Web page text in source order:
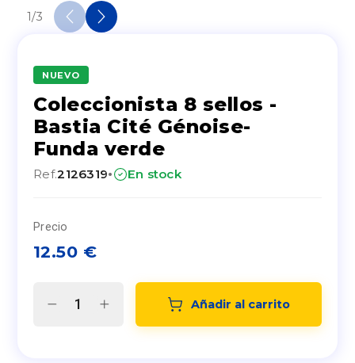
1/3
NUEVO
Coleccionista 8 sellos -
Bastia Cité Génoise-
Funda verde
Ref.2126319· En stock
Precio
12.50 €
Añadir al carrito